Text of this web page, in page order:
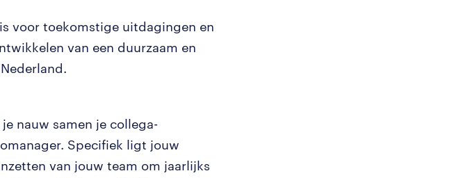
voor toekomstige uitdagingen en
van een duurzaam en
nauw samen je collega-
Specifiek ligt jouw
van jouw team om jaarlijks